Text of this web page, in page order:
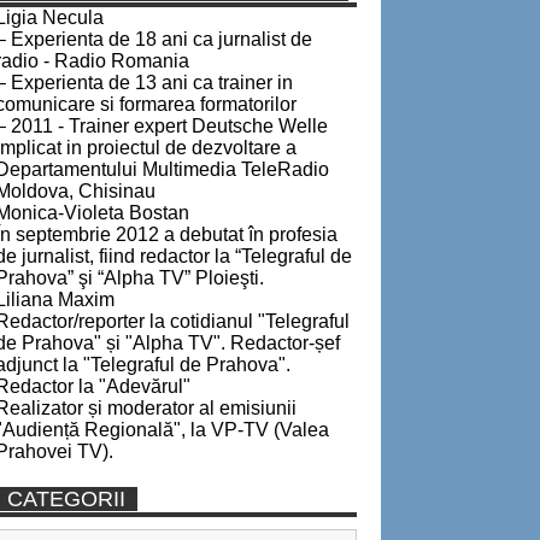
Ligia Necula
Experienta de 18 ani ca jurnalist de
- Radio Romania
Experienta de 13 ani ca trainer in
si formarea formatorilor
2011 - Trainer expert Deutsche Welle
in proiectul de dezvoltare a
Multimedia TeleRadio
Chisinau
Violeta Bostan
În septembrie 2012 a debutat în profesia
jurnalist, fiind redactor la “Telegraful de
şi “Alpha TV” Ploieşti.
Liliana Maxim
reporter la cotidianul "Telegraful
Prahova" și "Alpha TV". Redactor-șef
la "Telegraful de Prahova".
la "Adevărul"
și moderator al emisiunii
Regională", la VP-TV (Valea
TV).
CATEGORII